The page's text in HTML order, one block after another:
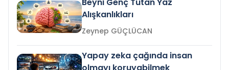
Alışkanlıkları
Zeynep GÜÇLÜCAN
Yapay zeka çağında insan